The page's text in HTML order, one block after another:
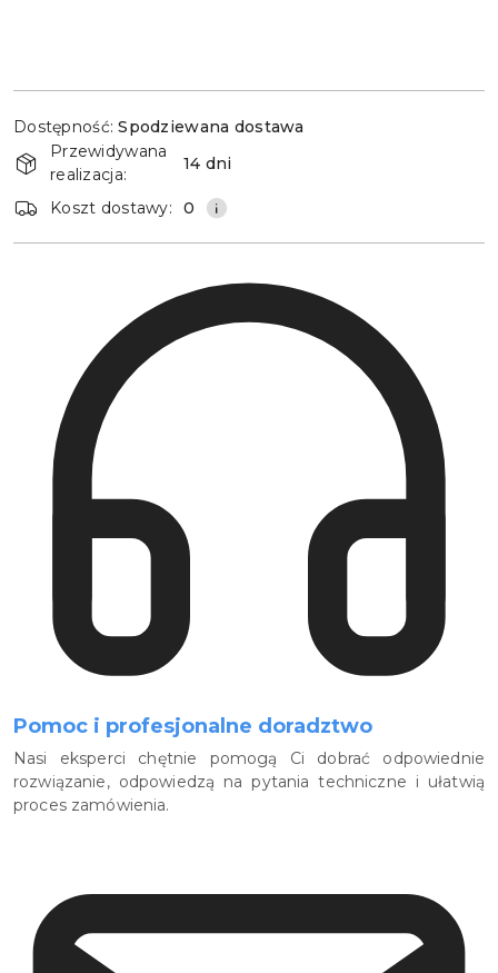
i
dostawa
Dostępność: Spodziewana dostawa
Przewidywana
realizacja:
14 dni
Koszt dostawy: 0
Pomoc i profesjonalne doradztwo
Nasi eksperci chętnie pomogą Ci dobrać odpowiednie
rozwiązanie, odpowiedzą na pytania techniczne i ułatwią
proces zamówienia.